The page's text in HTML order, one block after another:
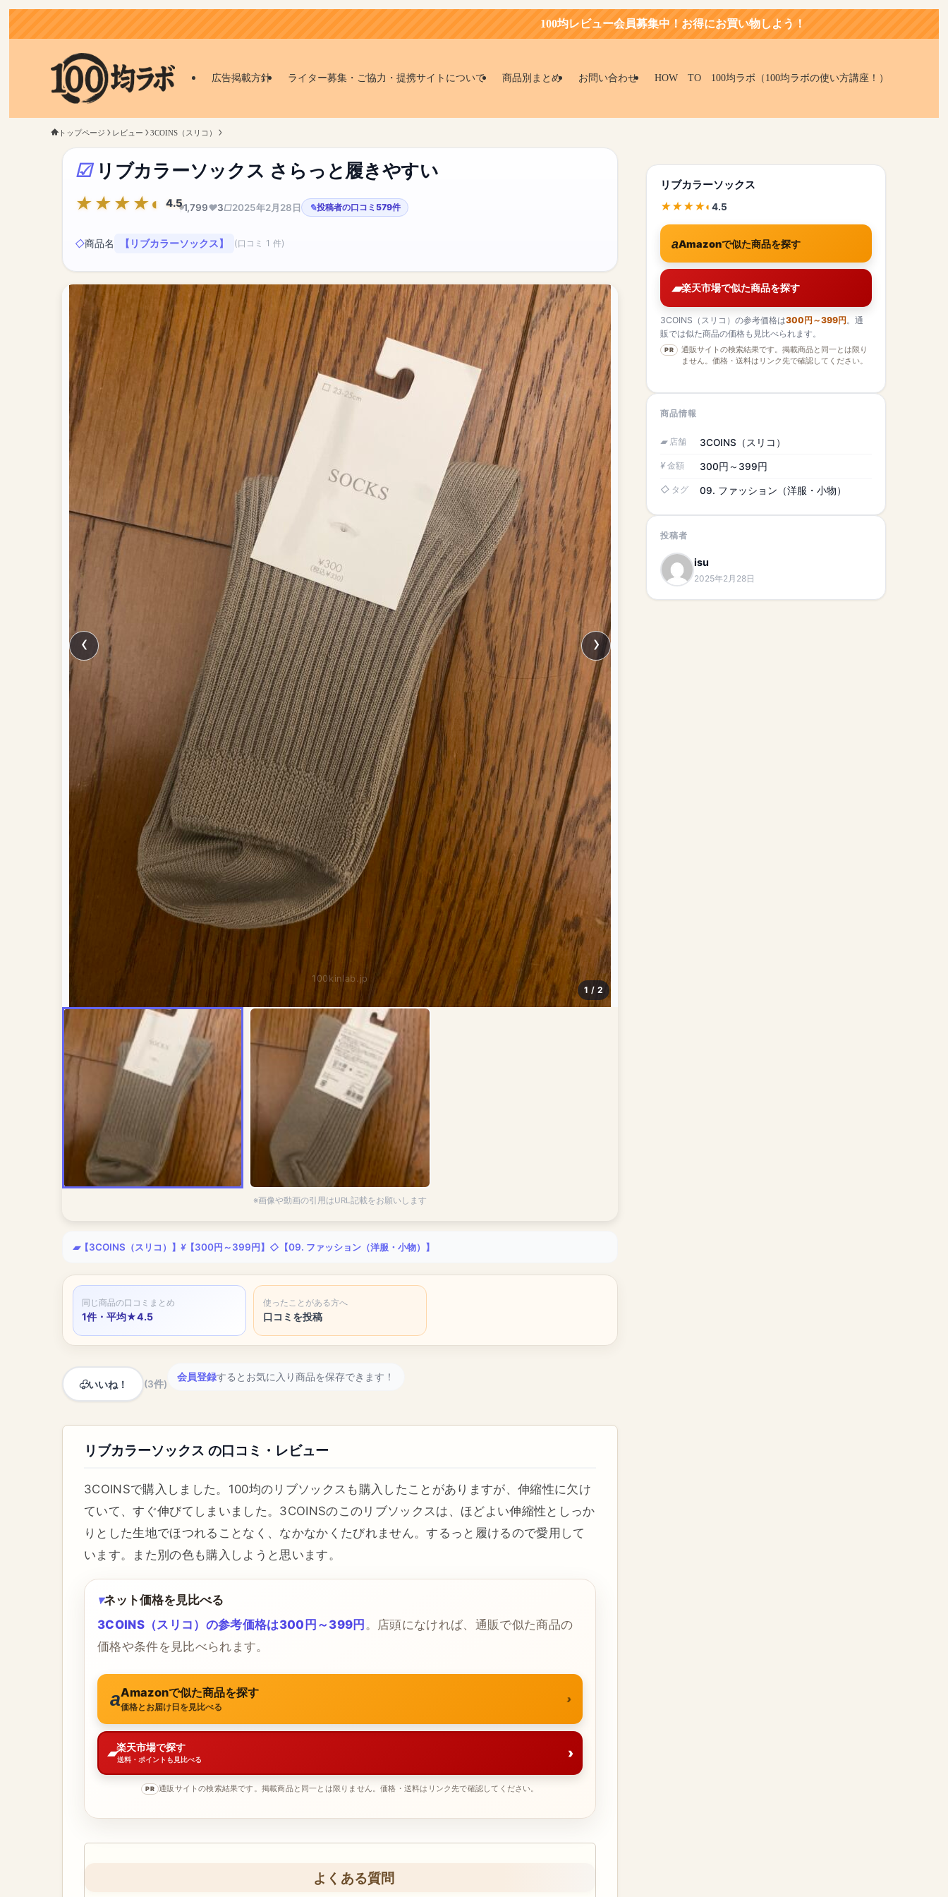
100均レビュー会員募集中！お得にお買い物しよう！
広告掲載方針 ライター募集・ご協力・提携サイトについて 商品別まとめ お問い合わせ HOW TO 100均ラボ（100均ラボの使い方講座！）
トップページ レビュー 3COINS（スリコ）
リブカラーソックス さらっと履きやすい
4.51,799 3 2025年2月28日 投稿者の口コミ579件
商品名 【リブカラーソックス】 (口コミ 1 件)
100kinlab.jp
1 / 2
※画像や動画の引用はURL記載をお願いします
【3COINS（スリコ）】 【300円～399円】 【09. ファッション（洋服・小物）】
同じ商品の口コミまとめ
1件・平均★4.5
使ったことがある方へ
口コミを投稿
いいね！ (3件)
会員登録するとお気に入り商品を保存できます！
リブカラーソックス の口コミ・レビュー
3COINSで購入しました。100均のリブソックスも購入したことがありますが、伸縮性に欠け
ていて、すぐ伸びてしまいました。3COINSのこのリブソックスは、ほどよい伸縮性としっか
りとした生地でほつれることなく、なかなかくたびれません。するっと履けるので愛用して
います。また別の色も購入しようと思います。
ネット価格を見比べる
3COINS（スリコ）の参考価格は300円～399円 。店頭になければ、通販で似た商品の
価格や条件を見比べられます。
Amazonで似た商品を探す
価格とお届け日を見比べる
楽天市場で探す
送料・ポイントも見比べる ›
PR 通販サイトの検索結果です。掲載商品と同一とは限りません。価格・送料はリンク先で確認してください。
よくある質問
リブカラーソックス
4.5
Amazonで似た商品を探す
楽天市場で似た商品を探す
3COINS（スリコ）の参考価格は300円～399円 。通
販では似た商品の価格も見比べられます。
PR
通販サイトの検索結果です。掲載商品と同一とは限り
ません。価格・送料はリンク先で確認してください。
商品情報
店舗 3COINS（スリコ）
金額 300円～399円
タグ 09. ファッション（洋服・小物）
投稿者
isu
2025年2月28日